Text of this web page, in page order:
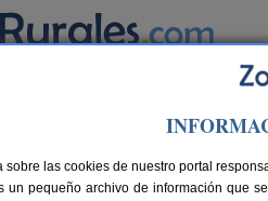
Busca por
> Gavarda
cerca de Gavarda
sobre las cookies de nuestro portal
un pequeño archivo de información que